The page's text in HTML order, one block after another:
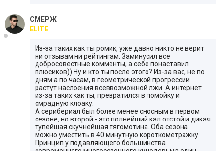
СМЕРЖ
ELITE
Из-за таких как ты ромик, уже давно никто не верит
ни отзывам ни рейтингам. Заминусил все
добросовестные комменты, а себе понаставил
плюсиков)) Ну и кто ты после этого? Из-за вас, не по
дням а по часам, в геометрической прогрессии
растут наслоения всеввозможной лжи. А интернет
из-за таких как ты, превратился в помойку и
смрадную клоаку.
А серибериал был более менее сносным в первом
сезоне, но второй - это полнейший кал отстой и дикая
тупейшая скучнейшая тягомотина. Оба сезона
можно уместить в 40 минутную короткометражку.
Принцип у подавляющего большинства